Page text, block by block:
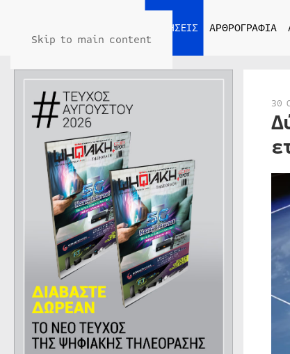
Skip to main content
ΕΙΔΗΣΕΙΣ ΑΡΘΡΟΓΡΑΦΙΑ
30